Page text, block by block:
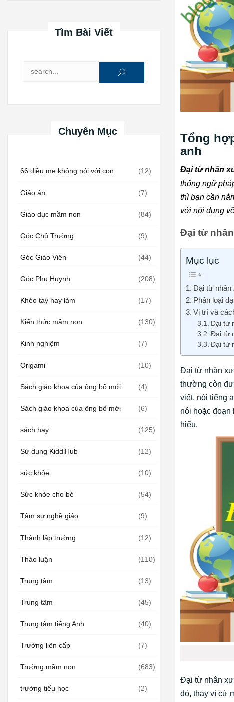
Tìm Bài Viết
Tìm kiếm cho:
Chuyên Mục
66 điều mẹ không nói với con (12)
Giáo án (7)
Giáo dục mầm non (84)
Góc Chủ Trường (9)
Góc Giáo Viên (44)
Góc Phụ Huynh (208)
Khéo tay hay làm (17)
Kiến thức mầm non (130)
Kinh nghiệm (7)
Origami (10)
Sách giáo khoa của ông bố mới (4)
Sách giáo khoa của ông bố mới (6)
sách hay (125)
Sử dụng KiddiHub (12)
sức khỏe (10)
Sức khỏe cho bé (54)
Tâm sự nghề giáo (9)
Thành lập trường (12)
Thảo luận (110)
Trung tâm (13)
Trung tâm (45)
Trung tâm tiếng Anh (40)
Trường liên cấp (7)
Trường mầm non (683)
trường tiểu học (2)
Tổng
anh
Đại từ nhân
thống ngữ
thì bạn cần
với nội dung
Đại từ
Mục lục
Đại từ nhân
Phân loại
Vị trí và
Đại từ
Đại từ
Đại từ
Đại từ nhân
thường còn
viết, nói tiếng
nói hoặc đoạn
hiểu.
Đại từ nhân
đó, thay vì cứ